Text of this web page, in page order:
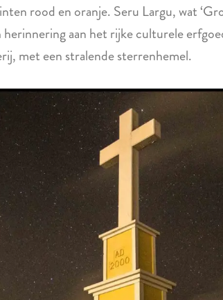
rood en oranje. Seru Largu, wat
aan het rijke culturele
met een stralende sterrenhemel.